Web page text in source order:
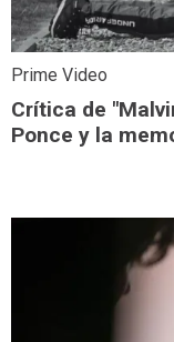
Prime Video
Crítica de
Ponce y la